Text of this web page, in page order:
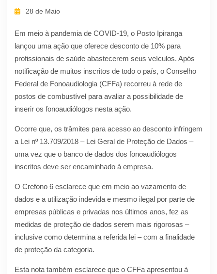
28 de Maio
Em meio à pandemia de COVID-19, o Posto Ipiranga
lançou uma ação que oferece desconto de 10% para
profissionais de saúde abastecerem seus veículos. Após
notificação de muitos inscritos de todo o país, o Conselho
Federal de Fonoaudiologia (CFFa) recorreu à rede de
postos de combustível para avaliar a possibilidade de
inserir os fonoaudiólogos nesta ação.
Ocorre que, os trâmites para acesso ao desconto infringem
a Lei nº 13.709/2018 – Lei Geral de Proteção de Dados –
uma vez que o banco de dados dos fonoaudiólogos
inscritos deve ser encaminhado à empresa.
O Crefono 6 esclarece que em meio ao vazamento de
dados e a utilização indevida e mesmo ilegal por parte de
empresas públicas e privadas nos últimos anos, fez as
medidas de proteção de dados serem mais rigorosas –
inclusive como determina a referida lei – com a finalidade
de proteção da categoria.
Esta nota também esclarece que o CFFa apresentou à